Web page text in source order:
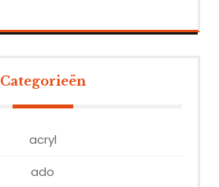
Categorieën
acryl
ado